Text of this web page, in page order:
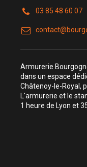
03 85 48 60 07
Armurerie
dans un espace
Châtenoy-le-Royal,
L'armurerie et le
1 heure de Lyon et